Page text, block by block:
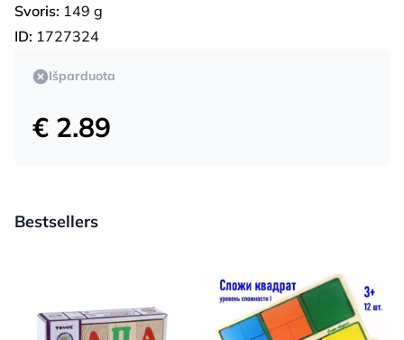
Svoris: 149 g
ID: 1727324
Išparduota
€ 2.89
Bestsellers